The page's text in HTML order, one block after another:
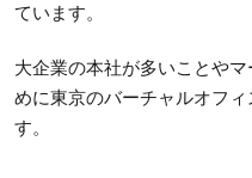
ています。
大企業の本社が多いことや
めに東京のバーチャルオフ
す。